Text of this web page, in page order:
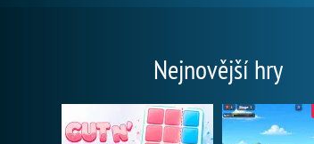
Nejnovější hry